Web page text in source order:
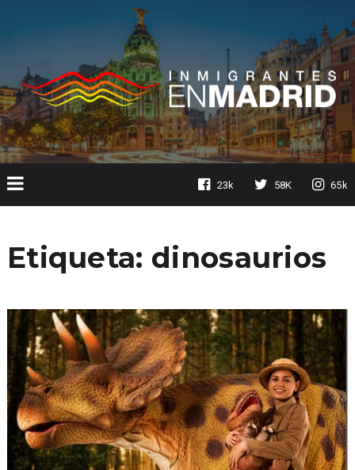
23k 58K 65k
Etiqueta: dinosaurios